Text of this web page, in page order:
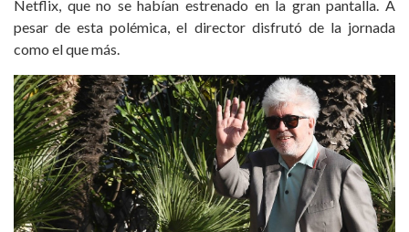
Netflix, que no se habían estrenado en la gran pantalla. A
pesar de esta polémica, el director disfrutó de la jornada
como el que más.